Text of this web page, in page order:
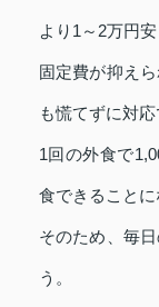
より1～2万円安
固定費が抑え
も慌てずに対
1回の外食で
食できることに
そのため、毎
う。